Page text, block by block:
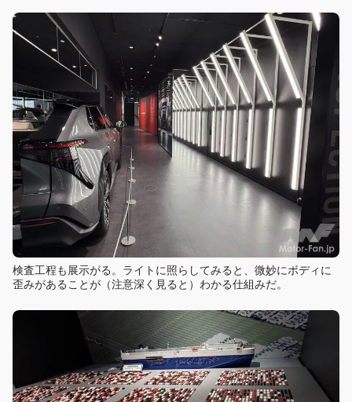
検査工程も展示がる。ライトに照らしてみると、微妙にボディに
歪みがあることが（注意深く見ると）わかる仕組みだ。